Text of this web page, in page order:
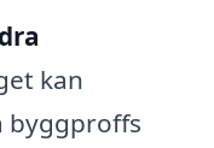
kan
byggproffs